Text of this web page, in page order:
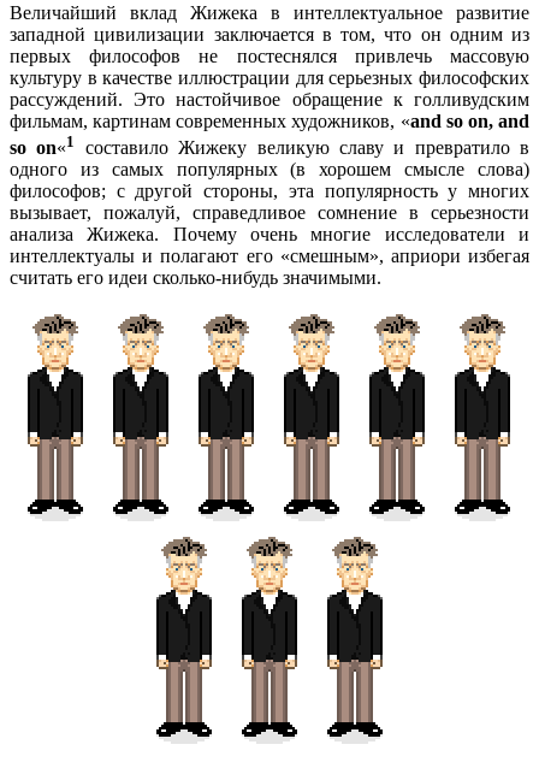
Величайший вклад Жижека в интеллектуальное развитие
западной цивилизации заключается в том, что он одним из
первых философов не постеснялся привлечь массовую
культуру в качестве иллюстрации для серьезных философских
рассуждений. Это настойчивое обращение к голливудским
фильмам, картинам современных художников, «and so on, and
so on«1
составило Жижеку великую славу и превратило в
одного из самых популярных (в хорошем смысле слова)
философов; с другой стороны, эта популярность у многих
вызывает, пожалуй, справедливое сомнение в серьезности
анализа Жижека. Почему очень многие исследователи и
интеллектуалы и полагают его «смешным», априори избегая
считать его идеи сколько-нибудь значимыми.